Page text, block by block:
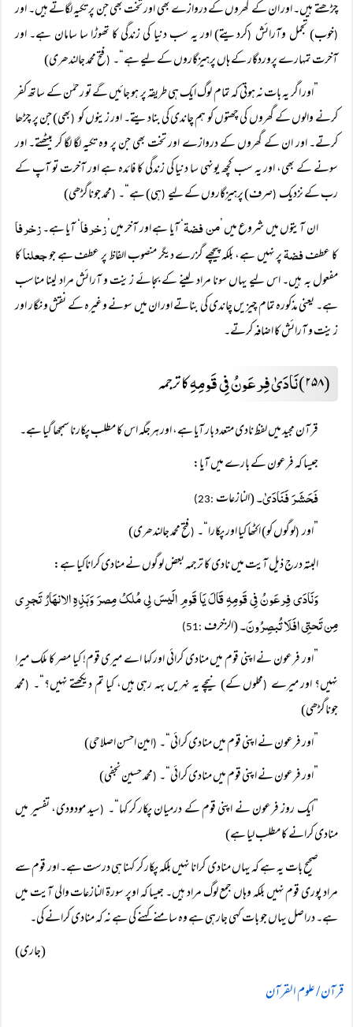
چڑھتے ہیں۔ اور ان کے گھروں کے دروازے بھی اور تخت بھی جن پر تکیہ لگاتے ہیں۔ اور
(خوب) تجمل وآرائش (کردیتے) اور یہ سب دنیا کی زندگی کا تھوڑا سا سامان ہے۔ اور
آخرت تمہارے پروردگار کے ہاں پرہیزگاروں کے لیے ہے“۔ (فتح محمد جالندھری)
”اور اگر یہ بات نہ ہوتی کہ تمام لوگ ایک ہی طریقہ پر ہو جائیں گے تو رحمٰن کے ساتھ کفر
کرنے والوں کے گھروں کی چھتوں کو ہم چاندی کی بنادیتے۔ اور زینوں کو(بھی) جن پر چڑھا
کرتے۔ اور ان کے گھروں کے دروازے اور تخت بھی جن پر وہ تکیہ لگا لگا کر بیٹھتے۔ اور
سونے کے بھی، اور یہ سب کچھ یونہی سا دنیا کی زندگی کا فائدہ ہے اور آخرت تو آپ کے
رب کے نزدیک (صرف) پرہیزگاروں کے لیے (ہی) ہے“۔ (محمد جوناگڑھی)
ان آیتوں میں شروع میں ’من فضۃ‘ آیا ہے اور آخر میں’زخرفا‘ آیا ہے۔زخرفا
کا عطففضۃپر نہیں ہے، بلکہ پیچھے گزرے دیگر منصوب الفاظ پر عطف ہے جوجعلناکا
مفعول بہ ہیں۔ اس لیے یہاں سونا مراد لینے کے بجائے زینت و آرائش مراد لینا مناسب
ہے۔ یعنی مذکورہ تمام چیزیں چاندی کی بناتے اور ان میں سونے وغیرہ کے نقش و نگار اور
زینت و آرائش کا اضافہ کرتے۔
(۲۵۸) نَادَیٰ فِرعَونُ فِی قَومِہِکا ترجمہ
قرآن مجید میں لفظ نادی متعدد بار آیا ہے، اور ہرجگہ اس کا مطلب پکارنا سمجھا گیا ہے۔
جیسا کہ فرعون کے بارے میں آیا:
فَحَشَرَ فَنَادَیٰ۔(النازعات :23)
”اور(لوگوں کو) اکٹھا کیا اور پکارا“۔ (فتح محمد جالندھری)
البتہ درج ذیل آیت میں نادی کا ترجمہ بعض لوگوں نے منادی کراناکیا ہے:
وَنَادَی فِرعَونُ فِی قَومِہِ قَالَ یَا قَومِ الَیسَ لِی مُلکُ مِصرَ وَہَذِہِ الانہَارُ تَجرِی
مِن تَحتِی افَلَا تُبصِرُونَ۔(الزخرف :51)
”اور فرعون نے اپنی قوم میں منادی کرائی اور کہا اے میری قوم! کیا مصر کا ملک میرا
نہیں؟ اور میرے (محلوں کے) نیچے یہ نہریں بہہ رہی ہیں، کیا تم دیکھتے نہیں؟“۔ (محمد
جوناگڑھی)
”اور فرعون نے اپنی قوم میں منادی کرائی“۔ (امین احسن اصلاحی)
”اور فرعون نے اپنی قوم میں منادی کرائی“۔ (محمد حسین نجفی)
”ایک روز فرعون نے اپنی قوم کے درمیان پکار کر کہا“۔ (سید مودودی، تفسیر میں
منادی کرانے کا مطلب لیا ہے)
صحیح بات یہ ہے کہ یہاں منادی کرانا نہیں بلکہ پکار کر کہنا ہی درست ہے۔ اور قوم سے
مراد پوری قوم نہیں بلکہ وہاں جمع لوگ مراد ہیں۔ جیسا کہ اوپر سورة النازعات والی آیت میں
ہے۔ دراصل یہاں جو بات کہی جارہی ہے وہ سامنے کہنے کی ہے نہ کہ منادی کرانے کی۔
(جاری)
قرآن / علوم القرآن